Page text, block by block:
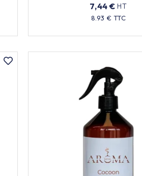
7,44 € HT
8.93 € TTC
Prix